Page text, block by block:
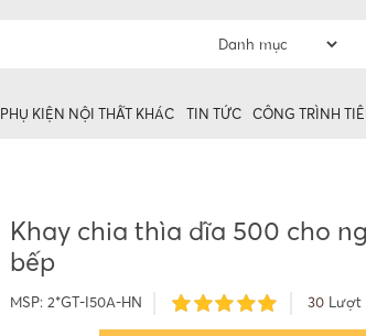
PHỤ KIỆN NỘI THẤT KHÁC TIN TỨC CÔNG TRÌNH
Khay chia thìa dĩa 500 cho
bếp
MSP: 2*GT-I50A-HN 30Lượt